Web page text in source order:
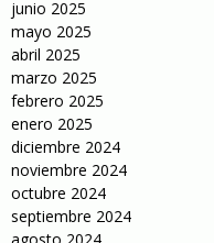
junio 2025
mayo 2025
abril 2025
marzo 2025
febrero 2025
enero 2025
diciembre 2024
noviembre 2024
octubre 2024
septiembre 2024